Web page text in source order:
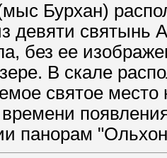
Бурхан)
девяти святынь
без ее
В скале
святое
панорам